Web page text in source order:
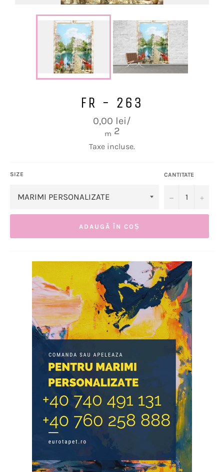
FR - 263
Preț
obișnuit
0,00 lei/
m 2
Taxe incluse.
SIZE CANTITATE
− +
ADAUGĂ ÎN COȘ